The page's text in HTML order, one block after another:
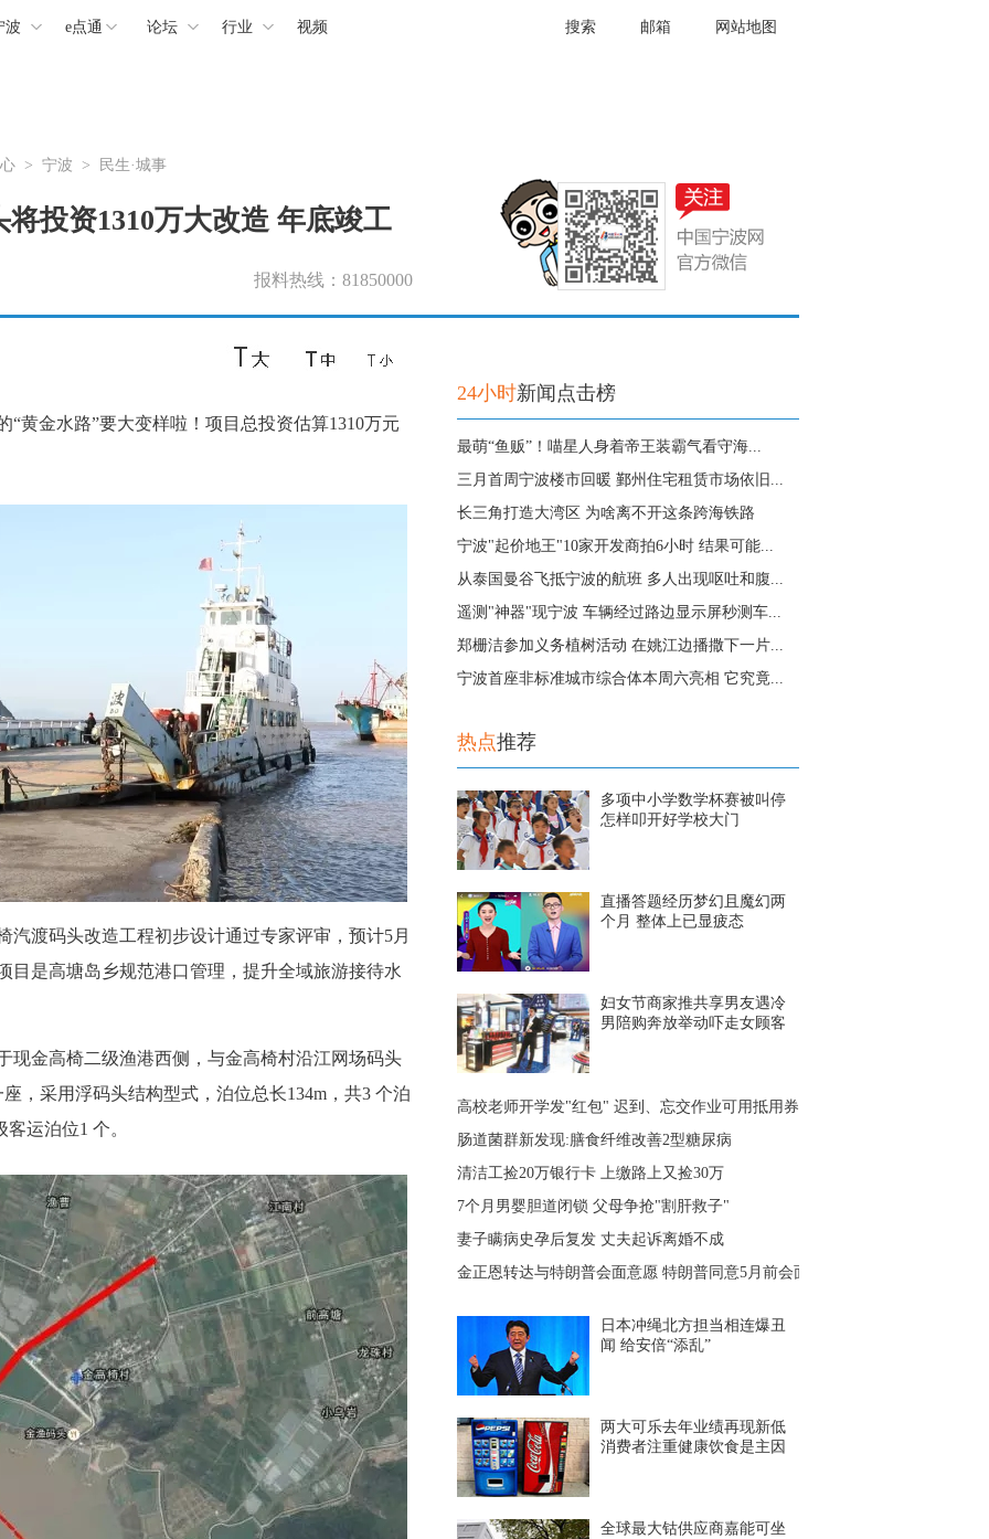
波 e点通 论坛 行业 视频 搜索 邮箱 网站地图
> 宁波 > 民生·城事
投资1310万大改造 年底竣工
报料热线：81850000
金水路”要大变样啦！项目总投资估算1310万元
码头改造工程初步设计通过专家评审，预计5月
目是高塘岛乡规范港口管理，提升全域旅游接待水
金高椅二级渔港西侧，与金高椅村沿江网场码头
，采用浮码头结构型式，泊位总长134m，共3 个泊
运泊位1 个。
24小时新闻点击榜
最萌“鱼贩”！喵星人身着帝王装霸气看守海...
三月首周宁波楼市回暖 鄞州住宅租赁市场依旧...
长三角打造大湾区 为啥离不开这条跨海铁路
宁波"起价地王"10家开发商拍6小时 结果可能...
从泰国曼谷飞抵宁波的航班 多人出现呕吐和腹...
遥测"神器"现宁波 车辆经过路边显示屏秒测车...
郑栅洁参加义务植树活动 在姚江边播撒下一片...
宁波首座非标准城市综合体本周六亮相 它究竟...
热点推荐
多项中小学数学杯赛被叫停
怎样叩开好学校大门
直播答题经历梦幻且魔幻两
个月 整体上已显疲态
妇女节商家推共享男友遇冷
男陪购奔放举动吓走女顾客
高校老师开学发"红包" 迟到、忘交作业可用抵用券
肠道菌群新发现:膳食纤维改善2型糖尿病
清洁工捡20万银行卡 上缴路上又捡30万
7个月男婴胆道闭锁 父母争抢"割肝救子"
妻子瞒病史孕后复发 丈夫起诉离婚不成
金正恩转达与特朗普会面意愿 特朗普同意5月前会面
日本冲绳北方担当相连爆丑
闻 给安倍“添乱”
两大可乐去年业绩再现新低
消费者注重健康饮食是主因
全球最大钴供应商嘉能可坐